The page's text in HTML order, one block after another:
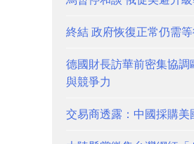
終結 政府恢復正常仍需
德國財長訪華前密集協調
與競爭力
交易商透露：中國採購